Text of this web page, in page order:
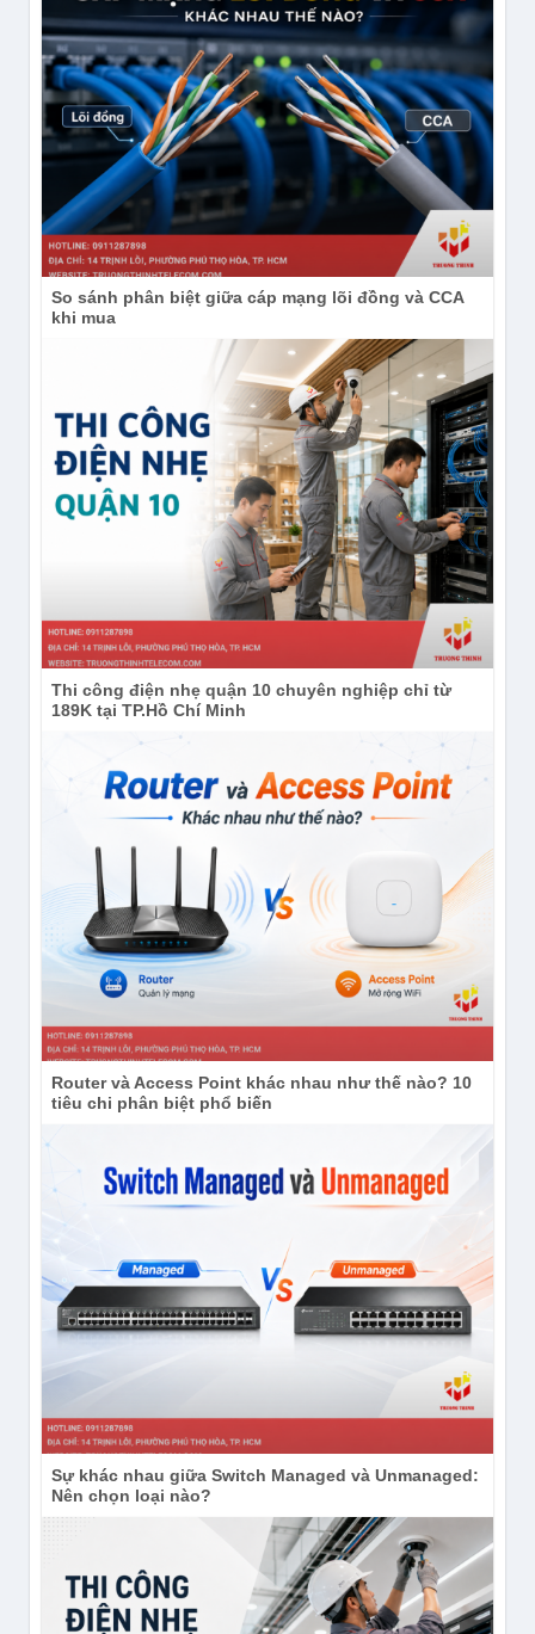
So sánh phân biệt giữa cáp mạng lõi đồng và CCA
khi mua
Thi công điện nhẹ quận 10 chuyên nghiệp chỉ từ
189K tại TP.Hồ Chí Minh
Router và Access Point khác nhau như thế nào? 10
tiêu chi phân biệt phổ biến
Sự khác nhau giữa Switch Managed và Unmanaged:
Nên chọn loại nào?